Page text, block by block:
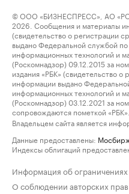
© ООО «БИЗНЕСПРЕСС», АО
2026. Сообщения и материалы
(свидетельство о регистрации
выдано Федеральной службой по
информационных технологий и
(Роскомнадзор) 09.12.2015 за
издания «РБК» (свидетельство
информации выдано
информационных технологий и
(Роскомнадзор) 03.12.2021 за
сопровождаются пометкой «РБК».
Владельцем сайта является
Данные предоставлены:
Индексы облигаций
Информация об ограничениях
О соблюдении авторских прав